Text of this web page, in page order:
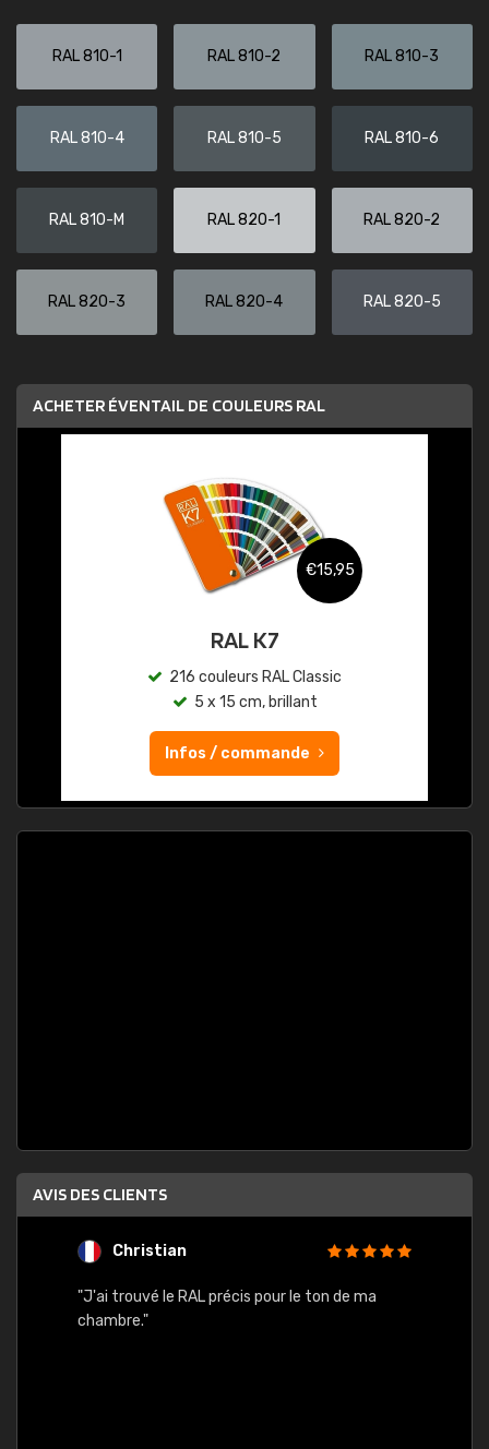
RAL 810-1 RAL 810-2 RAL 810-3
RAL 810-4 RAL 810-5 RAL 810-6
RAL 810-M RAL 820-1 RAL 820-2
RAL 820-3 RAL 820-4 RAL 820-5
ACHETER ÉVENTAIL DE COULEURS RAL
€15,95
RAL K7
216 couleurs RAL Classic
5 x 15 cm, brillant
Infos / commande
AVIS DES CLIENTS
Christian
"J'ai trouvé le RAL précis pour le ton de ma
chambre."